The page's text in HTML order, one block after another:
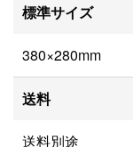
標準サイズ
380×280mm
送料
送料別途